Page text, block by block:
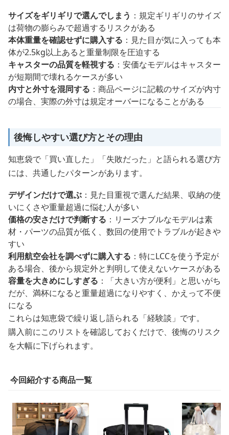
サイズをギリギリで選んでしまう ：規定ギリギリのサイズ
は荷物の膨らみで超過するリスクがある
本体重量を確認せずに購入する ：見た目が気に入っても本
体が2.5kg以上あると重量制限を圧迫する
キャスターの品質を軽視する ：安価なモデルはキャスター
が短期間で壊れるケースが多い
内寸と外寸を混同する ：商品ページに記載のサイズが内寸
の場合、実際の外寸は規定オーバーになることがある
後悔しやすい選び方とその理由
知恵袋で「買い直した」「失敗だった」と語られる選び方
には、共通したパターンがあります。
デザインだけで選ぶ ：見た目重視で選んだ結果、収納の使
いにくさや重量超過に悩む人が多い
価格の安さだけで判断する ：リーズナブルなモデルは素
材・パーツの品質が低く、数回の使用でトラブルが起きや
すい
利用航空会社を調べずに購入する ：特にLCCを使う予定が
ある場合、後から規定外と判明して使えないケースがある
容量を大きめにしすぎる ：「大きい方が便利」と思いがち
だが、満杯になると重量超過になりやすく、かえって不便
になる
これらは知恵袋で繰り返し語られる「経験談」です。
購入前にこのリストを確認しておくだけで、後悔のリスク
を大幅に下げられます。
今回紹介する商品一覧